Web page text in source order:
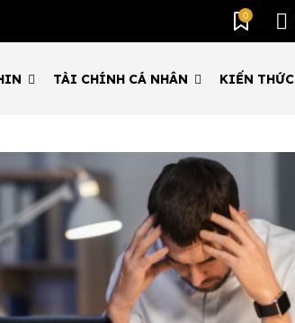
0
TÀI CHÍNH CÁ NHÂN KIẾN THỨC